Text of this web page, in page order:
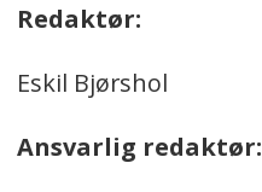
Redaktør:
Eskil Bjørshol
Ansvarlig redaktør: